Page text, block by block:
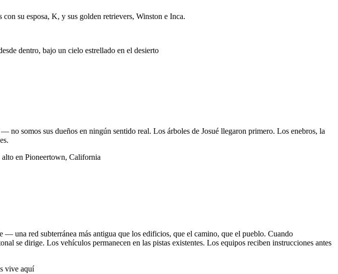
su esposa, K, y sus golden retrievers, Winston e Inca.
somos sus dueños en ningún sentido real. Los árboles de Josué llegaron primero. Los enebros, la
una red subterránea más antigua que los edificios, que el camino, que el pueblo. Cuando
se dirige. Los vehículos permanecen en las pistas existentes. Los equipos reciben instrucciones antes
vive aquí